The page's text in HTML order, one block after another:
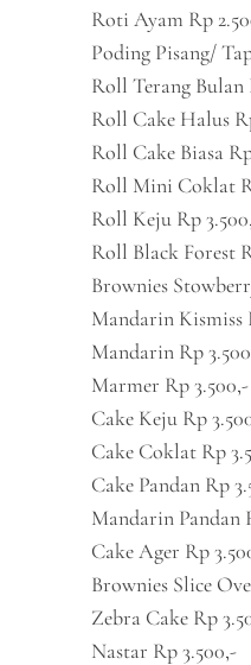
Roti Ayam Rp
Poding Pisang/
Roll Terang Bulan
Roll Cake Halus
Roll Cake Biasa
Roll Mini Coklat
Roll Keju Rp
Roll Black Forest
Brownies
Mandarin Kismiss
Mandarin Rp
Marmer Rp 3.500,-
Cake Keju Rp
Cake Coklat Rp
Cake Pandan Rp
Mandarin Pandan
Cake Ager Rp
Brownies Slice
Zebra Cake Rp
Nastar Rp 3.500,-